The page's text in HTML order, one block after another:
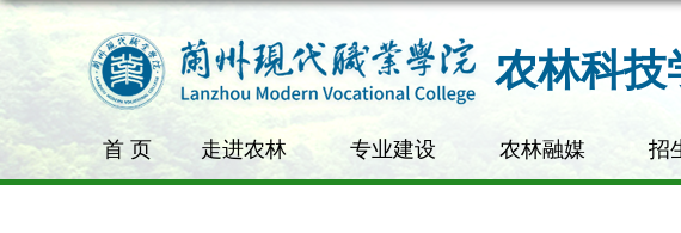
农林科技
首 页 走进农林 专业建设 农林融媒 招